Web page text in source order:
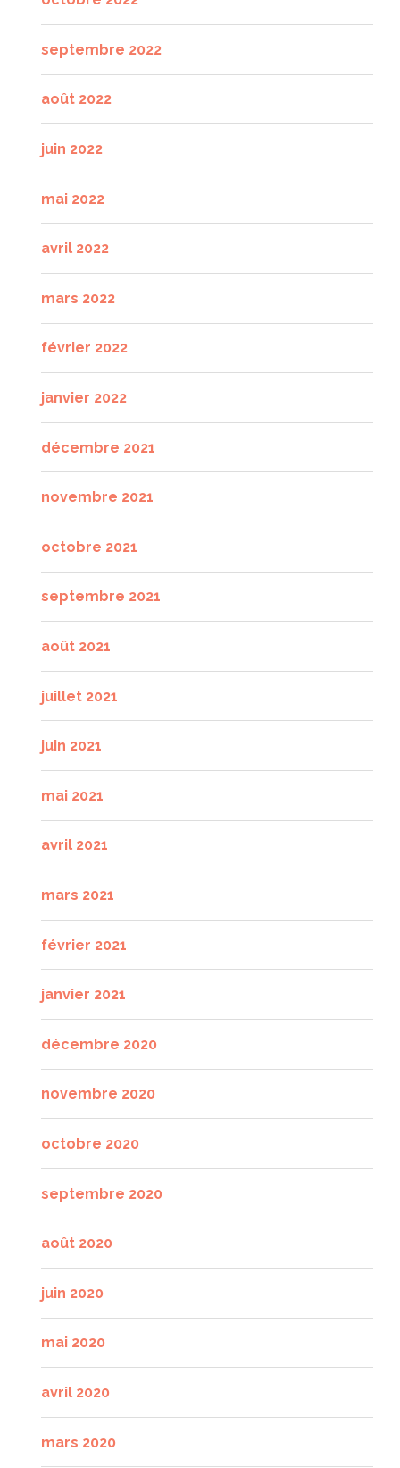
septembre 2022
août 2022
juin 2022
mai 2022
avril 2022
mars 2022
février 2022
janvier 2022
décembre 2021
novembre 2021
octobre 2021
septembre 2021
août 2021
juillet 2021
juin 2021
mai 2021
avril 2021
mars 2021
février 2021
janvier 2021
décembre 2020
novembre 2020
octobre 2020
septembre 2020
août 2020
juin 2020
mai 2020
avril 2020
mars 2020